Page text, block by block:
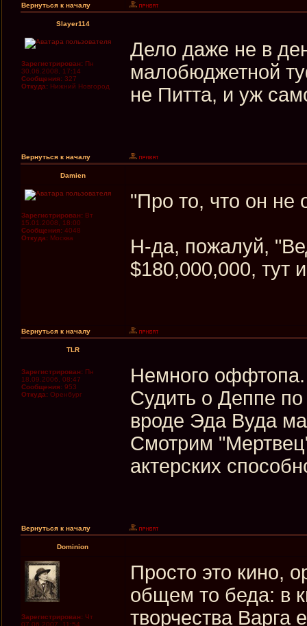
Вернуться к началу
Slayer114
Зарегистрирован: Пн
30.06.2008, 17:14
Сообщения: 327
Откуда: Нижний Новгород
Дело даже не в
малобюджетной
не Питта, и уж
Вернуться к началу
Damien
Зарегистрирован: Вт
15.01.2008, 18:00
Сообщения: 4048
Откуда: Москва
"Про то, что он не
Н-да, пожалуй,
$180,000,000, тут
Вернуться к началу
TLR
Зарегистрирован: Пн
18.09.2006, 08:47
Сообщения: 953
Откуда: Оренбург
Немного оффтопа.
Судить о Деппе
вроде Эда Вуда
Смотрим
актерских
Вернуться к началу
Dominion
Зарегистрирован: Чт
07.06.2007, 11:54
Просто это кино,
общем то беда: в
творчества Варга